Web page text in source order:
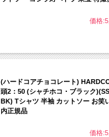
価格
(ハードコアチョコレート)
頭2：50 (シャチホコ・ブラック
BK) Tシャツ 半袖 カットソー お笑
内正規品
価格